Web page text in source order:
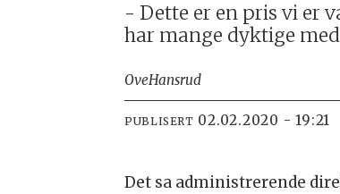
- Dette er en pris vi er
har mange dyktige
OveHansrud
PUBLISERT 02.02.2020 - 19:21
Det sa administrerende